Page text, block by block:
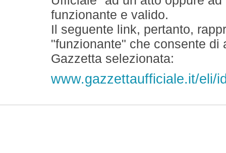
funzionante e valido.
Il seguente link, pertanto,
"funzionante" che consente
Gazzetta selezionata:
www.gazzettaufficiale.it/eli/